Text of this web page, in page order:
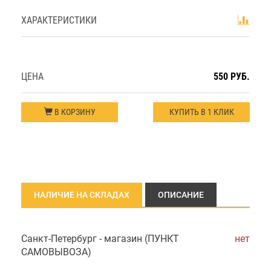
ХАРАКТЕРИСТИКИ
ЦЕНА 550 РУБ.
В КОРЗИНУ КУПИТЬ В 1 КЛИК
НАЛИЧИЕ НА СКЛАДАХ ОПИСАНИЕ
Санкт-Петербург - магазин (ПУНКТ
САМОВЫВОЗА)
нет